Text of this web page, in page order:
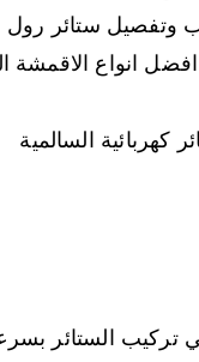
وتفصيل ستائر رول
انواع الاقمشة
كهربائية السالمية
الستائر